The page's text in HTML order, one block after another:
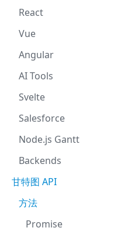
React
Vue
Angular
AI Tools
Svelte
Salesforce
Node.js Gantt
Backends
甘特图 API
方法
Promise